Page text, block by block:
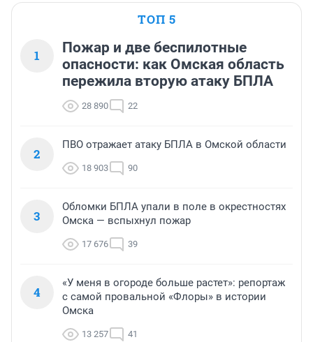
ТОП 5
1
Пожар и две беспилотные
опасности: как Омская область
пережила вторую атаку БПЛА
28 890 22
2
ПВО отражает атаку БПЛА в Омской области
18 903 90
3
Обломки БПЛА упали в поле в окрестностях
Омска — вспыхнул пожар
17 676 39
4
«У меня в огороде больше растет»: репортаж
с самой провальной «Флоры» в истории
Омска
13 257 41